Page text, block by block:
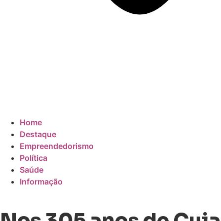
Home
Destaque
Empreendedorismo
Política
Saúde
Informação